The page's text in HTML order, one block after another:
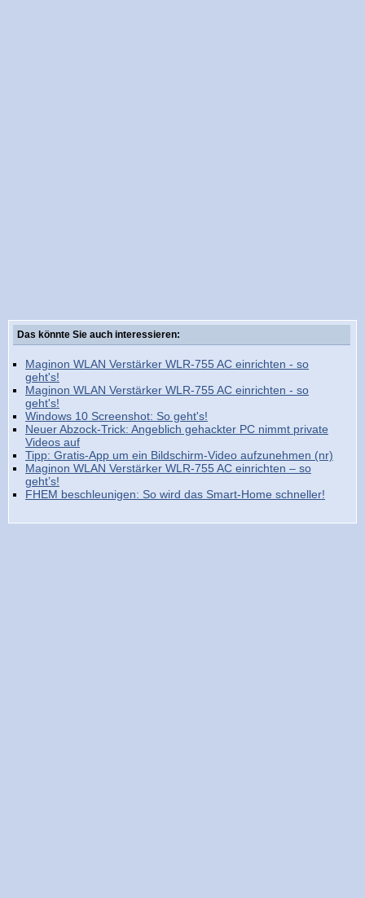
Das könnte Sie auch interessieren:
Maginon WLAN Verstärker WLR-755 AC einrichten - so
geht's!
Maginon WLAN Verstärker WLR-755 AC einrichten - so
geht's!
Windows 10 Screenshot: So geht's!
Neuer Abzock-Trick: Angeblich gehackter PC nimmt private
Videos auf
Tipp: Gratis-App um ein Bildschirm-Video aufzunehmen (nr)
Maginon WLAN Verstärker WLR-755 AC einrichten – so
geht’s!
FHEM beschleunigen: So wird das Smart-Home schneller!